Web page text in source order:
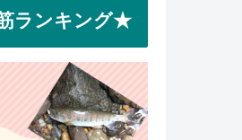
ランキング★